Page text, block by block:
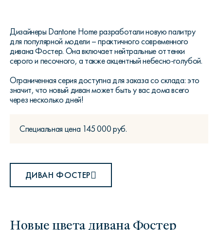
Дизайнеры Dantone Homeразработали новую палитру
для популярной модели – практичного современного
дивана Фостер. Она включает нейтральные оттенки
серого и песочного, а также акцентный небесно-голубой.
Ограниченная серия доступна для заказа со склада: это
значит, что новый диван может быть у вас дома всего
через несколько дней!
Специальная цена 145 000 руб.
ДИВАН ФОСТЕР
Новые цвета дивана Фостер